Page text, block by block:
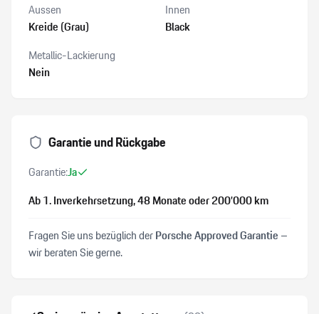
Aussen
Kreide (Grau)
Innen
Black
Metallic-Lackierung
Nein
Garantie und Rückgabe
Garantie:Ja
Ab 1. Inverkehrsetzung, 48 Monateoder 200’000 km
Fragen Sie uns bezüglich derPorsche Approved Garantie –
wir beraten Sie gerne.